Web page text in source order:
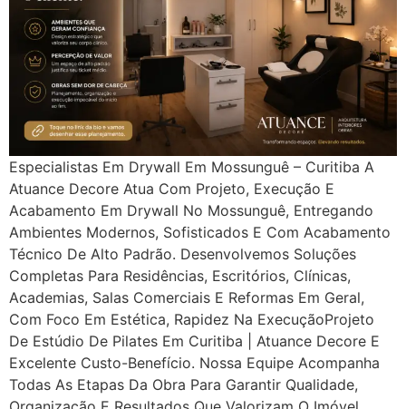
Especialistas Em Drywall Em Mossunguê – Curitiba A
Atuance Decore Atua Com Projeto, Execução E
Acabamento Em Drywall No Mossunguê, Entregando
Ambientes Modernos, Sofisticados E Com Acabamento
Técnico De Alto Padrão. Desenvolvemos Soluções
Completas Para Residências, Escritórios, Clínicas,
Academias, Salas Comerciais E Reformas Em Geral,
Com Foco Em Estética, Rapidez Na ExecuçãoProjeto
De Estúdio De Pilates Em Curitiba | Atuance Decore E
Excelente Custo-Benefício. Nossa Equipe Acompanha
Todas As Etapas Da Obra Para Garantir Qualidade,